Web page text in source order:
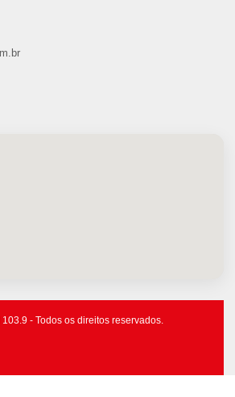
- Todos os direitos reservados.